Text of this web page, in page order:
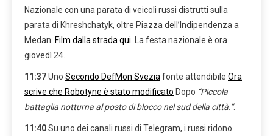
Nazionale con una parata di veicoli russi distrutti sulla
parata di Khreshchatyk, oltre Piazza dell’Indipendenza a
Medan. Film dalla strada qui . La festa nazionale è ora
giovedì 24.
11:37Uno Secondo DefMon Svezia fonte attendibile Ora
scrive che Robotyne è stato modificato Dopo “Piccola
battaglia notturna al posto di blocco nel sud della città.”.
11:40Su uno dei canali russi di Telegram, i russi ridono